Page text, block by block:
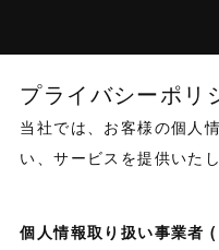
プライバシーポリ
当社では、お客様の個人
い、サービスを提供いたし
個人情報取り扱い事業者